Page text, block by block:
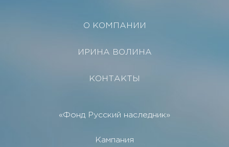
О КОМПАНИИ
ИРИНА ВОЛИНА
КОНТАКТЫ
«Фонд Русский наследник»
Кампания